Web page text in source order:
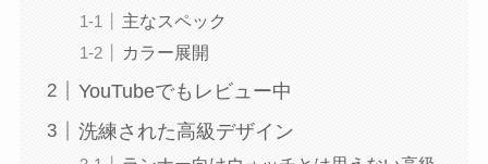
主なスペック
カラー展開
YouTubeでもレビュー中
洗練された高級デザイン